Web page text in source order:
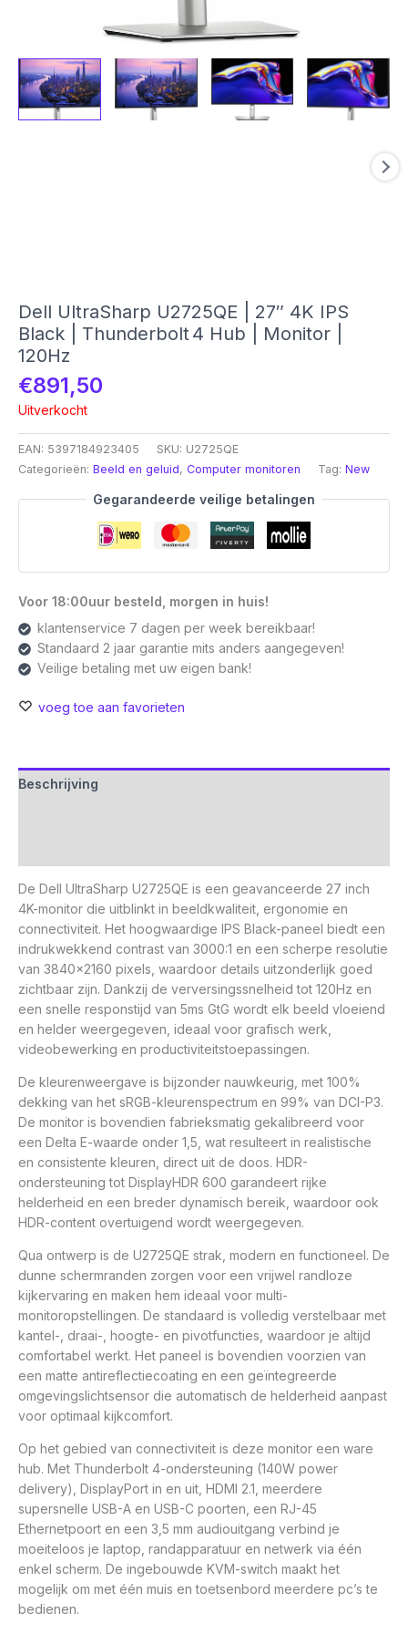
Dell UltraSharp U2725QE | 27″ 4K IPS
Black | Thunderbolt 4 Hub | Monitor |
120Hz
€891,50
Uitverkocht
EAN: 5397184923405 SKU: U2725QE
Categorieën: Beeld en geluid, Computer monitoren Tag: New
Gegarandeerde veilige betalingen
Voor 18:00uur besteld, morgen in huis!
klantenservice 7 dagen per week bereikbaar!
Standaard 2 jaar garantie mits anders aangegeven!
Veilige betaling met uw eigen bank!
voeg toe aan favorieten
Beschrijving
De Dell UltraSharp U2725QE is een geavanceerde 27 inch
4K-monitor die uitblinkt in beeldkwaliteit, ergonomie en
connectiviteit. Het hoogwaardige IPS Black-paneel biedt een
indrukwekkend contrast van 3000:1 en een scherpe resolutie
van 3840×2160 pixels, waardoor details uitzonderlijk goed
zichtbaar zijn. Dankzij de verversingssnelheid tot 120Hz en
een snelle responstijd van 5ms GtG wordt elk beeld vloeiend
en helder weergegeven, ideaal voor grafisch werk,
videobewerking en productiviteitstoepassingen.
De kleurenweergave is bijzonder nauwkeurig, met 100%
dekking van het sRGB-kleurenspectrum en 99% van DCI-P3.
De monitor is bovendien fabrieksmatig gekalibreerd voor
een Delta E-waarde onder 1,5, wat resulteert in realistische
en consistente kleuren, direct uit de doos. HDR-
ondersteuning tot DisplayHDR 600 garandeert rijke
helderheid en een breder dynamisch bereik, waardoor ook
HDR-content overtuigend wordt weergegeven.
Qua ontwerp is de U2725QE strak, modern en functioneel. De
dunne schermranden zorgen voor een vrijwel randloze
kijkervaring en maken hem ideaal voor multi-
monitoropstellingen. De standaard is volledig verstelbaar met
kantel-, draai-, hoogte- en pivotfuncties, waardoor je altijd
comfortabel werkt. Het paneel is bovendien voorzien van
een matte antireflectiecoating en een geïntegreerde
omgevingslichtsensor die automatisch de helderheid aanpast
voor optimaal kijkcomfort.
Op het gebied van connectiviteit is deze monitor een ware
hub. Met Thunderbolt 4-ondersteuning (140W power
delivery), DisplayPort in en uit, HDMI 2.1, meerdere
supersnelle USB-A en USB-C poorten, een RJ-45
Ethernetpoort en een 3,5 mm audiouitgang verbind je
moeiteloos je laptop, randapparatuur en netwerk via één
enkel scherm. De ingebouwde KVM-switch maakt het
mogelijk om met één muis en toetsenbord meerdere pc’s te
bedienen.